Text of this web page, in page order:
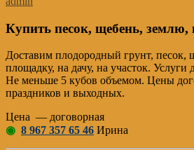
Купить песок, щебень, землю,
Доставим плодородный грунт, песок,
площадку, на дачу, на участок. Услуги
Не меньше 5 кубов объемом. Цены
праздников и выходных.
Цена — договорная
◉ 8 967 357 65 46 Ирина